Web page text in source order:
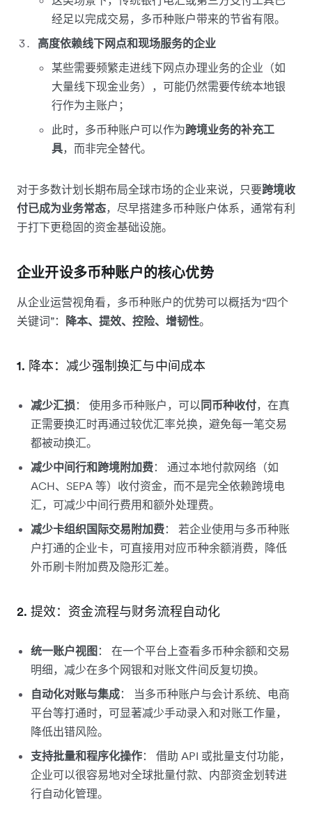
经足以完成交易，多币种账户带来的节省有限。
高度依赖线下网点和现场服务的企业
某些需要频繁走进线下网点办理业务的企业（如
大量线下现金业务），可能仍然需要传统本地银
行作为主账户；
此时，多币种账户可以作为跨境业务的补充工
具，而非完全替代。
对于多数计划长期布局全球市场的企业来说，只要跨境收
付已成为业务常态，尽早搭建多币种账户体系，通常有利
于打下更稳固的资金基础设施。
企业开设多币种账户的核心优势
从企业运营视角看，多币种账户的优势可以概括为“四个
关键词”： 降本、提效、控险、增韧性。
1. 降本：减少强制换汇与中间成本
减少汇损 ： 使用多币种账户，可以同币种收付，在真
正需要换汇时再通过较优汇率兑换，避免每一笔交易
都被动换汇。
减少中间行和跨境附加费： 通过本地付款网络（如
ACH、SEPA 等）收付资金，而不是完全依赖跨境电
汇，可减少中间行费用和额外处理费。
减少卡组织国际交易附加费： 若企业使用与多币种账
户打通的企业卡，可直接用对应币种余额消费，降低
外币刷卡附加费及隐形汇差。
2. 提效：资金流程与财务流程自动化
统一账户视图 ： 在一个平台上查看多币种余额和交易
明细，减少在多个网银和对账文件间反复切换。
自动化对账与集成： 当多币种账户与会计系统、电商
平台等打通时，可显著减少手动录入和对账工作量，
降低出错风险。
支持批量和程序化操作： 借助 API 或批量支付功能，
企业可以很容易地对全球批量付款、内部资金划转进
行自动化管理。